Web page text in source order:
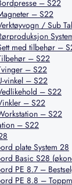
– S22
– S22
/ Sub
med tilbehør –
– S22
– S22
vinkel – S22
– S22
– S22
– S22
– S22
plate System 28
Basic S28
PE 8.7 –
PE 8.8 –